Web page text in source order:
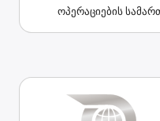
ოპერაციების